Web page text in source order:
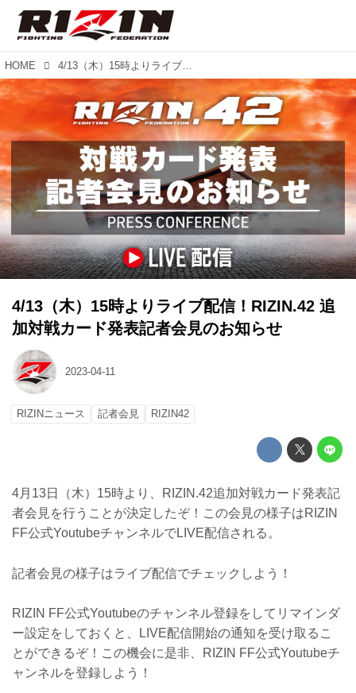
HOME 4/13（木）15時よりライブ配信！RIZIN.42 追加対戦カード発表記者会見のお知らせ
4/13（木）15時よりライブ配信！RIZIN.42 追
加対戦カード発表記者会見のお知らせ
2023-04-11
RIZINニュース 記者会見 RIZIN42
4月13日（木）15時より、RIZIN.42追加対戦カード発表記
者会見を行うことが決定したぞ！この会見の様子はRIZIN
FF公式YoutubeチャンネルでLIVE配信される。
記者会見の様子はライブ配信でチェックしよう！
RIZIN FF公式Youtubeのチャンネル登録をしてリマインダ
ー設定をしておくと、LIVE配信開始の通知を受け取るこ
とができるぞ！この機会に是非、RIZIN FF公式Youtubeチ
ャンネルを登録しよう！